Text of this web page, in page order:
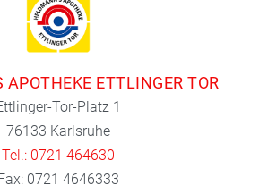
APOTHEKE ETTLINGER TOR
Tor-Platz 1
76133 Karlsruhe
Tel.: 0721 464630
Fax: 0721 4646333